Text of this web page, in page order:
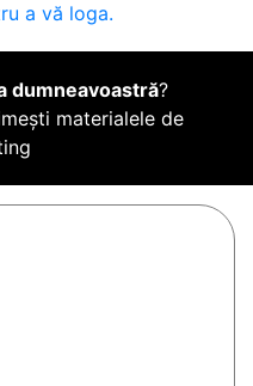
a vă loga.
dumneavoastră?
materialele de